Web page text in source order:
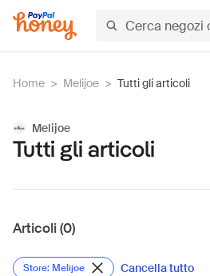
Home > Melijoe > Tutti gli articoli
Melijoe
Tutti gli articoli
Articoli (0)
Store: Melijoe Cancella tutto